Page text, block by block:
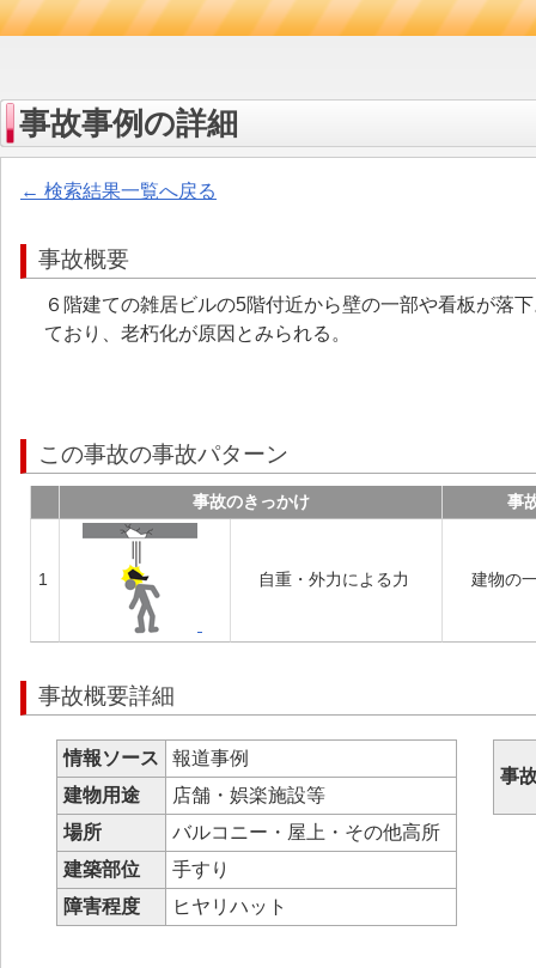
事故事例の詳細
← 検索結果一覧へ戻る
事故概要
６階建ての雑居ビルの5階付近から壁の一部や看板が落
ており、老朽化が原因とみられる。
この事故の事故パターン
事故のきっかけ 事
1 自重・外力による力 建物の
事故概要詳細
情報ソース
報道事例
建物用途
店舗・娯楽施設等
場所
バルコニー・屋上・その他高所
建築部位
手すり
障害程度
ヒヤリハット
事